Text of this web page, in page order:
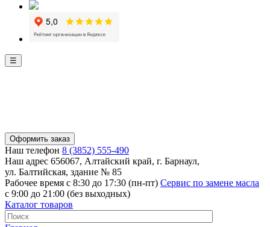
☰
Оформить заказ
Наш телефон 8 (3852) 555-490
Наш адрес 656067, Алтайский край, г. Барнаул,
ул. Балтийская, здание № 85
Рабочее время с 8:30 до 17:30 (пн-пт) Сервис по замене масла
с 9:00 до 21:00 (без выходных)
Каталог товаров